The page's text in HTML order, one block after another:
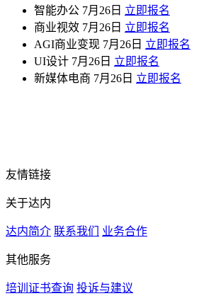
智能办公 7月26日 立即报名
商业视效 7月26日 立即报名
AGI商业变现 7月26日 立即报名
UI设计 7月26日 立即报名
新媒体电商 7月26日 立即报名
友情链接
关于达内
达内简介 联系我们 业务合作
其他服务
培训证书查询 投诉与建议